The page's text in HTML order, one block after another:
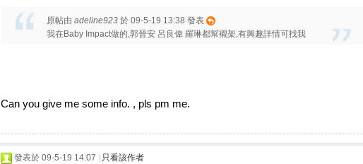
原帖由 adeline923 於 09-5-19 13:38 發表
我在Baby Impact做的,郭晉安 呂良偉 羅琳都幫襯架,有興趣詳情可找我
Can you give me some info. , pls pm me.
發表於 09-5-19 14:07 只看該作者